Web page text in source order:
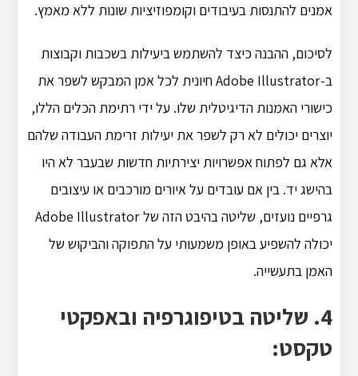
אמנים להתנסות בעיבודים וקומפוזיציות שונות ללא מאמץ.
לסיכום, ההבנה כיצד להשתמש ביעילות בשכבות וקבוצות
ב-Adobe Illustrator חיונית לכל אמן המבקש לשפר את
כישורי האמנות הדיגיטלית שלו. על ידי רתימת הכלים הללו,
יוצרים יכולים לא רק לשפר את יעילות זרימת העבודה שלהם
אלא גם לפתוח אפשרויות יצירתיות חדשות שבעבר לא היו
בהישג יד. בין אם עובדים על איורים מורכבים או עיצובים
גרפיים נועזים, שליטה בהיבט הזה של Adobe Illustrator
יכולה להשפיע באופן משמעותי על התפוקה והביקוש של
האמן בתעשייה.
4. שליטה בטיפוגרפיה ובאפקטי
טקסט: